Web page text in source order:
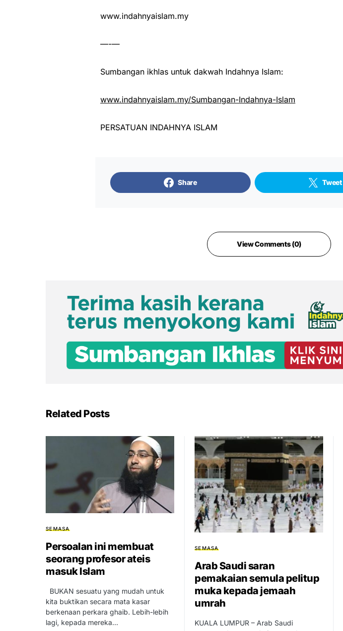
www.indahnyaislam.my
—-—
Sumbangan ikhlas untuk dakwah Indahnya Islam:
www.indahnyaislam.my/Sumbangan-Indahnya-Islam
PERSATUAN INDAHNYA ISLAM
Share Tweet
View Comments (0)
Related Posts
SEMASA
Persoalan ini membuat
seorang profesor ateis
masuk Islam
BUKAN sesuatu yang mudah untuk
kita buktikan secara mata kasar
berkenaan perkara ghaib. Lebih-lebih
lagi, kepada mereka…
SEMASA
Arab Saudi saran
pemakaian semula pelitup
muka kepada jemaah
umrah
KUALA LUMPUR – Arab Saudi